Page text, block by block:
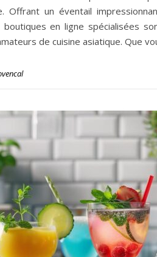
Offrant un éventail
boutiques en ligne spécialisées
de cuisine asiatique. Que